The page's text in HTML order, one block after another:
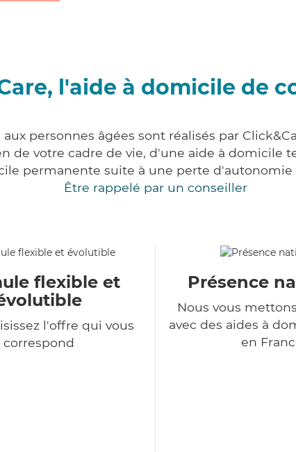
l'aide à domicile de
aux personnes âgées sont réalisés par
de votre cadre de vie, d'une aide à domicile
permanente suite à une perte d'autonomie
Être rappelé par un conseiller
flexible et
l'offre qui vous
correspond
Présence
Nous vous
avec des aides à
en